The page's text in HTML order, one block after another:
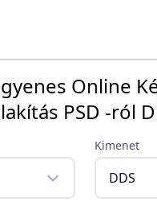
Online
PSD -ról
Kimenet
DDS